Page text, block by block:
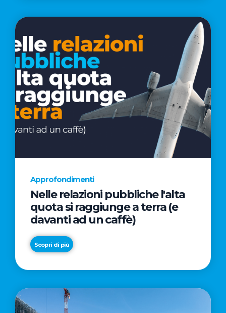
Approfondimenti
Nelle relazioni pubbliche l'alta
quota si raggiunge a terra (e
davanti ad un caffè)
Scopri di più